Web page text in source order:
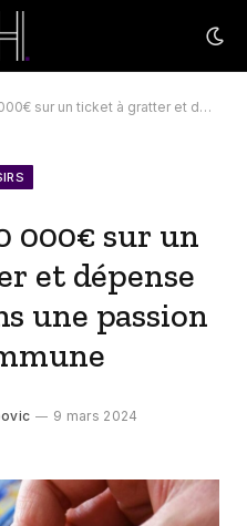
gratter et dépense son argent dans une passion peu commune
000€ sur un
et dépense
une passion
9 mars 2024